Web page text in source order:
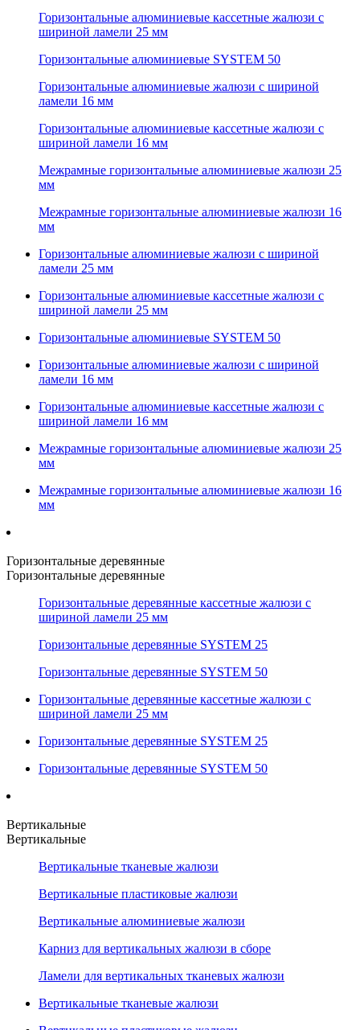
Горизонтальные алюминиевые кассетные жалюзи с
шириной ламели 25 мм
Горизонтальные алюминиевые SYSTEM 50
Горизонтальные алюминиевые жалюзи с шириной
ламели 16 мм
Горизонтальные алюминиевые кассетные жалюзи с
шириной ламели 16 мм
Межрамные горизонтальные алюминиевые жалюзи 25
мм
Межрамные горизонтальные алюминиевые жалюзи 16
мм
Горизонтальные алюминиевые жалюзи с шириной
ламели 25 мм
Горизонтальные алюминиевые кассетные жалюзи с
шириной ламели 25 мм
Горизонтальные алюминиевые SYSTEM 50
Горизонтальные алюминиевые жалюзи с шириной
ламели 16 мм
Горизонтальные алюминиевые кассетные жалюзи с
шириной ламели 16 мм
Межрамные горизонтальные алюминиевые жалюзи 25
мм
Межрамные горизонтальные алюминиевые жалюзи 16
мм
Горизонтальные деревянные
Горизонтальные деревянные
Горизонтальные деревянные кассетные жалюзи с
шириной ламели 25 мм
Горизонтальные деревянные SYSTEM 25
Горизонтальные деревянные SYSTEM 50
Горизонтальные деревянные кассетные жалюзи с
шириной ламели 25 мм
Горизонтальные деревянные SYSTEM 25
Горизонтальные деревянные SYSTEM 50
Вертикальные
Вертикальные
Вертикальные тканевые жалюзи
Вертикальные пластиковые жалюзи
Вертикальные алюминиевые жалюзи
Карниз для вертикальных жалюзи в сборе
Ламели для вертикальных тканевых жалюзи
Вертикальные тканевые жалюзи